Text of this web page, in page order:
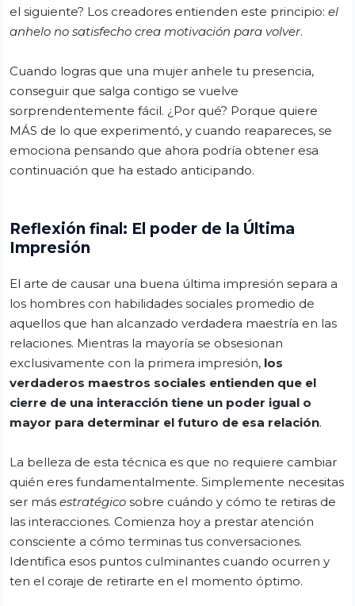
el siguiente? Los creadores entienden este principio: el
anhelo no satisfecho crea motivación para volver.
Cuando logras que una mujer anhele tu presencia,
conseguir que salga contigo se vuelve
sorprendentemente fácil. ¿Por qué? Porque quiere
MÁS de lo que experimentó, y cuando reapareces, se
emociona pensando que ahora podría obtener esa
continuación que ha estado anticipando.
Reflexión final: El poder de la Última
Impresión
El arte de causar una buena última impresión separa a
los hombres con habilidades sociales promedio de
aquellos que han alcanzado verdadera maestría en las
relaciones. Mientras la mayoría se obsesionan
exclusivamente con la primera impresión, los
verdaderos maestros sociales entienden que el
cierre de una interacción tiene un poder igual o
mayor para determinar el futuro de esa relación.
La belleza de esta técnica es que no requiere cambiar
quién eres fundamentalmente. Simplemente necesitas
ser más estratégico sobre cuándo y cómo te retiras de
las interacciones. Comienza hoy a prestar atención
consciente a cómo terminas tus conversaciones.
Identifica esos puntos culminantes cuando ocurren y
ten el coraje de retirarte en el momento óptimo.